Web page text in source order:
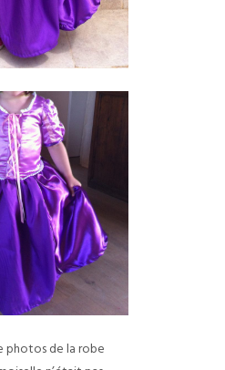
photos de la robe